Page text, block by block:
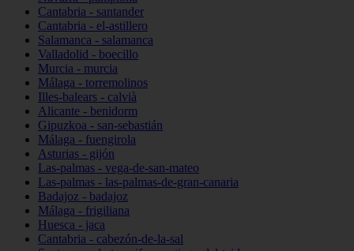
Cantabria - santander
Cantabria - el-astillero
Salamanca - salamanca
Valladolid - boecillo
Murcia - murcia
Málaga - torremolinos
Illes-balears - calvià
Alicante - benidorm
Gipuzkoa - san-sebastián
Málaga - fuengirola
Asturias - gijón
Las-palmas - vega-de-san-mateo
Las-palmas - las-palmas-de-gran-canaria
Badajoz - badajoz
Málaga - frigiliana
Huesca - jaca
Cantabria - cabezón-de-la-sal